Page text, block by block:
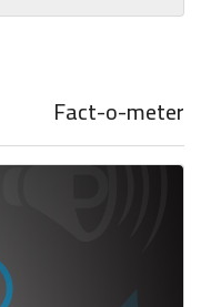
Fact-o-meter